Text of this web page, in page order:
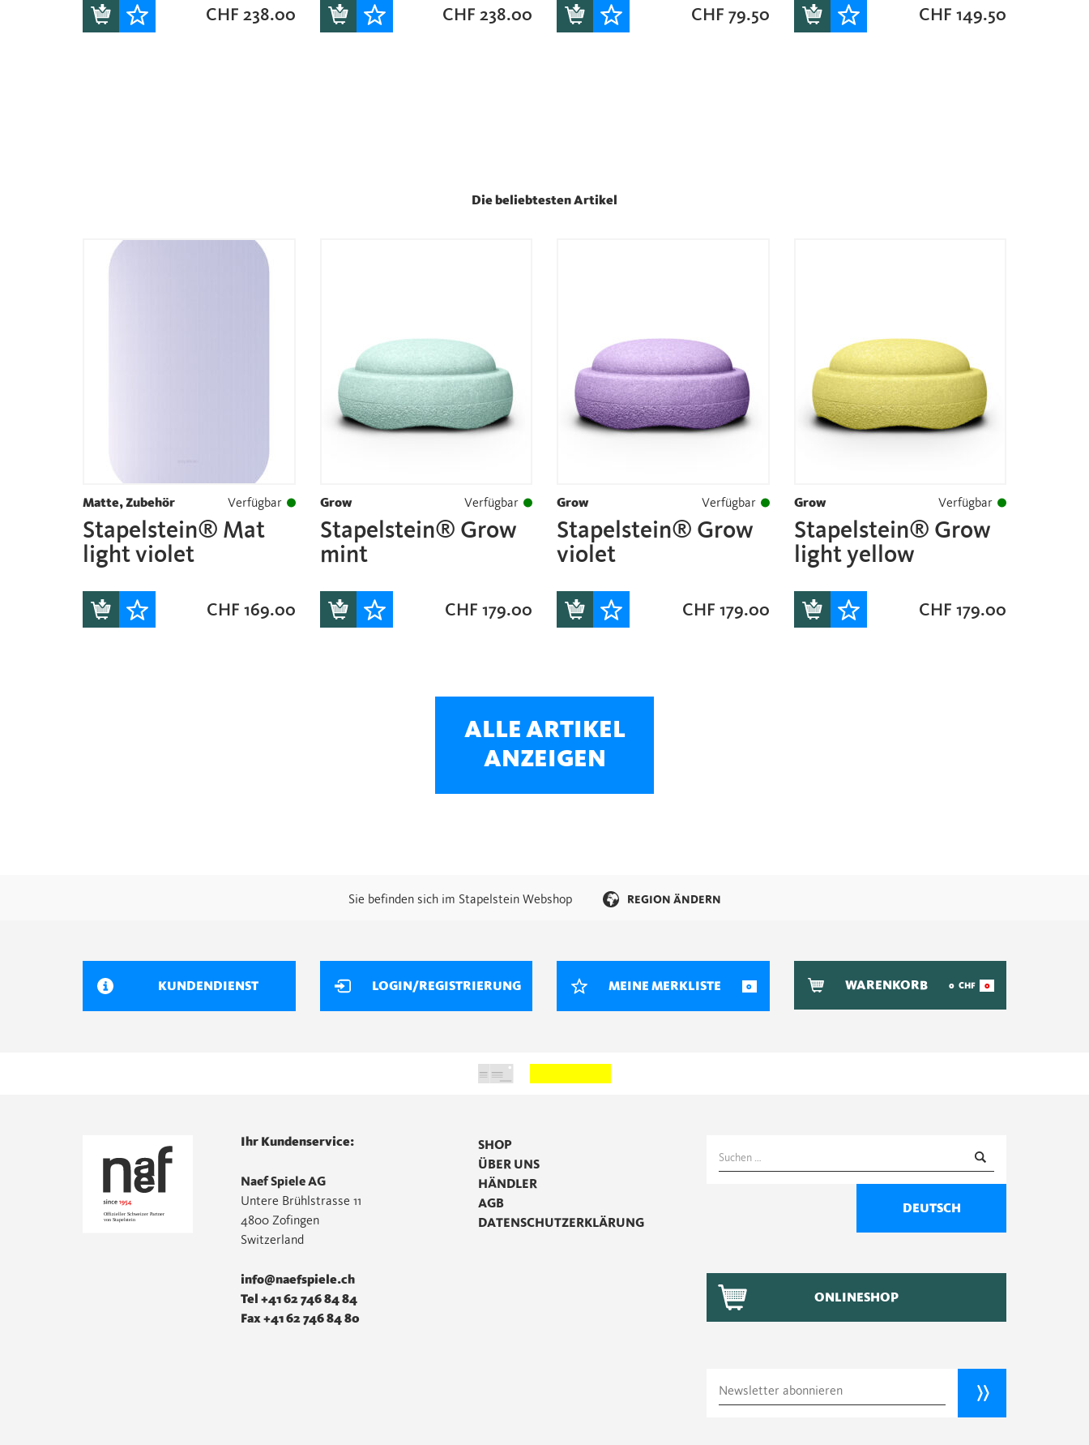
CHF 238.00 CHF 238.00 CHF 79.50 CHF 149.50
Die beliebtesten Artikel
Matte, Zubehör Verfügbar
Stapelstein® Mat
light violet
CHF 169.00
Grow Verfügbar
Stapelstein® Grow
mint
CHF 179.00
Grow Verfügbar
Stapelstein® Grow
violet
CHF 179.00
Grow Verfügbar
Stapelstein® Grow
light yellow
CHF 179.00
ALLE ARTIKEL
ANZEIGEN
Sie befinden sich im Stapelstein Webshop REGION ÄNDERN
KUNDENDIENST LOGIN/REGISTRIERUNG MEINE MERKLISTE 0 WARENKORB 0 CHF 0
Ihr Kundenservice:
Naef Spiele AG
Untere Brühlstrasse 11
4800 Zofingen
Switzerland
info@naefspiele.ch
Tel +41 62 746 84 84
Fax +41 62 746 84 80
SHOP
ÜBER UNS
HÄNDLER
AGB
DATENSCHUTZERKLÄRUNG
Suchen
nach:
DEUTSCH
ONLINESHOP